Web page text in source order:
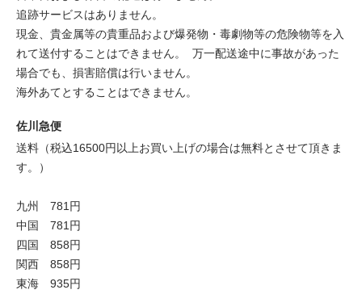
追跡サービスはありません。
現金、貴金属等の貴重品および爆発物・毒劇物等の危険物等を入
れて送付することはできません。 万一配送途中に事故があった
場合でも、損害賠償は行いません。
海外あてとすることはできません。
佐川急便
送料（税込16500円以上お買い上げの場合は無料とさせて頂きま
す。）
九州 781円
中国 781円
四国 858円
関西 858円
東海 935円